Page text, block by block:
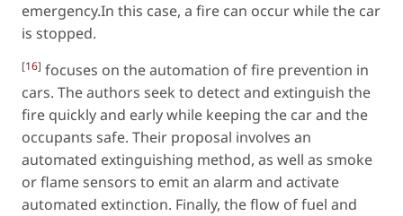
emergency.In this case, a fire can occur while the car
is stopped.
[16] focuses on the automation of fire prevention in
cars. The authors seek to detect and extinguish the
fire quickly and early while keeping the car and the
occupants safe. Their proposal involves an
automated extinguishing method, as well as smoke
or flame sensors to emit an alarm and activate
automated extinction. Finally, the flow of fuel and